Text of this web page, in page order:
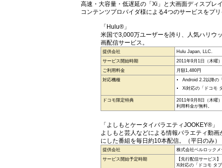
高速・大容量・低遅延の「Xi」と大画面ディスプレ
コンテンツプロバイダ様による4つのサービスをプ
「Hulu®」
米国で3,000万ユーザーを誇り、人気ハリウ
画配信サービス。
提供会社
Hulu Japan, LLC.
サービス開始時期
2011年9月1日（木曜）
ご利用料金
月額1,480円
対応機種
Android 2.2以降の
Xi対応の「ドコモ
ドコモ限定特典
2011年9月8日（木曜
利用料金が無料。
「よしもとケータイバラエティJOOKEY®」
よしもと芸人などによる情報バラエティ動
にした番組を毎日約10本配信。（平日のみ）
提供会社
株式会社ベルロックメ
サービス開始予定時期
【先行配信サービス】
Xi対応の「ドコモ タ